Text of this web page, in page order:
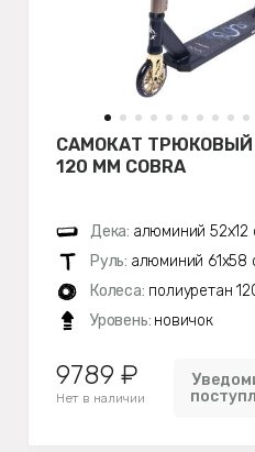
САМОКАТ ТРЮКОВЫЙ
120 ММ COBRA
Дека: алюминий 52х12
Руль: алюминий 61х58
Колеса: полиуретан
Уровень: новичок
9789 ₽
Нет в наличии